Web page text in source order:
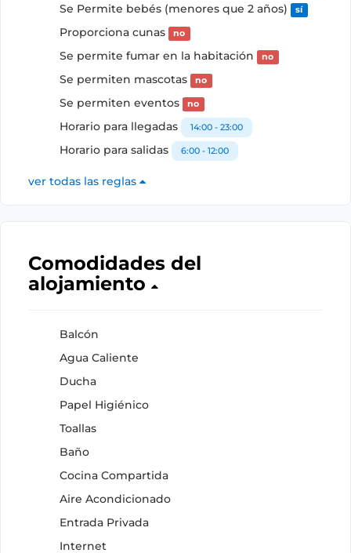
Se Permite bebés (menores que 2 años) sí
Proporciona cunas no
Se permite fumar en la habitación no
Se permiten mascotas no
Se permiten eventos no
Horario para llegadas 14:00 - 23:00
Horario para salidas 6:00 - 12:00
ver todas las reglas
Comodidades del
alojamiento
Balcón
Agua Caliente
Ducha
Papel Higiénico
Toallas
Baño
Cocina Compartida
Aire Acondicionado
Entrada Privada
Internet